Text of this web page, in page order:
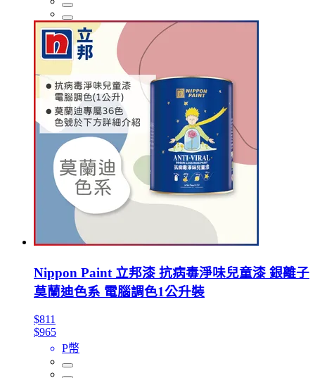
Nippon Paint 立邦漆 抗病毒淨味兒童漆 銀離子
莫蘭迪色系 電腦調色1公升裝
$811
$965
P幣